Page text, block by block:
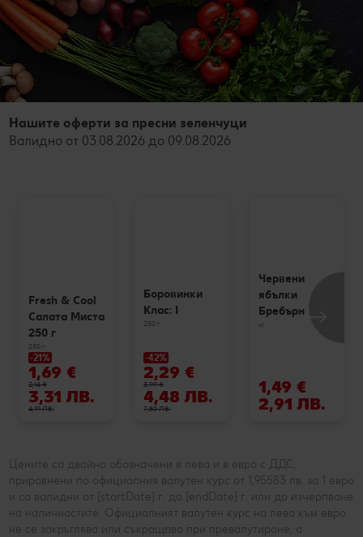
Нашите оферти за пресни зеленчуци
Валидно от 03.08.2026 до 09.08.2026
Fresh & Cool
Салата Миста
250 г
250 г
-21%
1,69 €
2,14 €
3,31 ЛВ.
4,19 ЛВ.
Боровинки
Клас: I
250 г
-42%
2,29 €
3,99 €
4,48 ЛВ.
7,80 ЛВ.
Червени
ябълки
Бребърн
кг
1,49 €
2,91 ЛВ.
Цените са двойно обозначени в лева и в евро с ДДС,
приравнени по официалния валутен курс от 1,95583 лв. за 1 евро
и са валидни от {startDate} г. до {endDate} г. или до изчерпване
на наличностите. Официалният валутен курс на лева към евро
не се закръглява или съкращава при превалутиране, а